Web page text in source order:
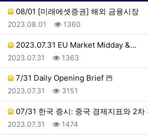
08/01 [미래에셋증권] 해외 금융시장
등록일
2023.08.01 조회
1360
2023.07.31 EU Market Midday &…
등록일
2023.07.31 조회
1363
7/31 Daily Opening Brief
등록일
2023.07.31 조회
3151
07/31 한국 증시: 중국 경제지표와 2
등록일
2023.07.31 조회
1474